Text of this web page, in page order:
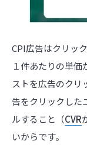
CPI広告はクリッ
１件あたりの単価
ストを広告のクリ
告をクリックした
ルすること（CVR
いからです。